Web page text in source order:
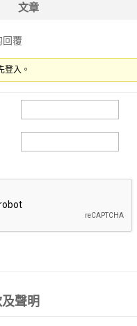
文章
回覆
登入。
聲明